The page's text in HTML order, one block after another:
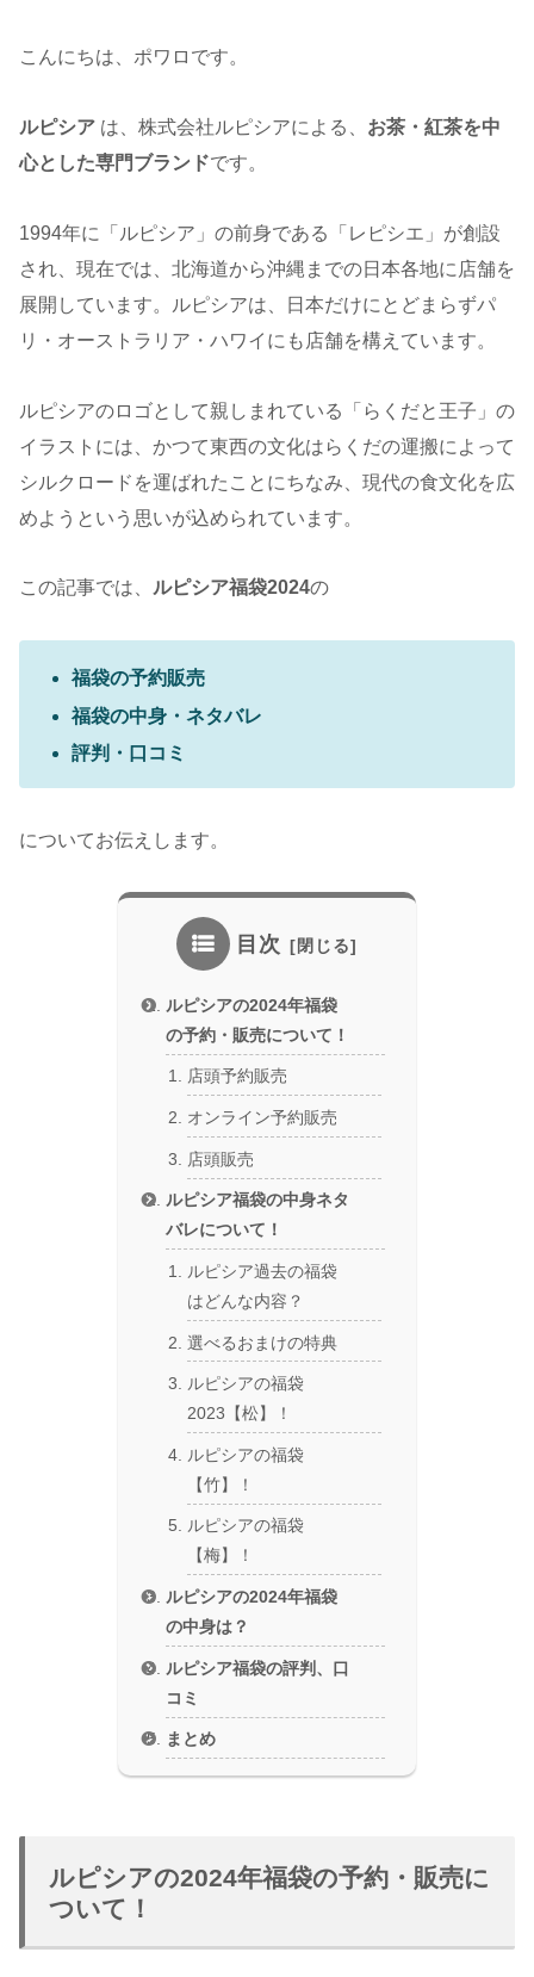
こんにちは、ポワロです。
ルピシア は、株式会社ルピシアによる、 お茶・紅茶を中
心とした専門ブランドです。
1994年に「ルピシア」の前身である「レピシエ」が創設
され、現在では、北海道から沖縄までの日本各地に店舗を
展開しています。ルピシアは、日本だけにとどまらずパ
リ・オーストラリア・ハワイにも店舗を構えています。
ルピシアのロゴとして親しまれている「らくだと王子」の
イラストには、かつて東西の文化はらくだの運搬によって
シルクロードを運ばれたことにちなみ、現代の食文化を広
めようという思いが込められています。
この記事では、 ルピシア福袋2024の
福袋の予約販売
福袋の中身・ネタバレ
評判・口コミ
についてお伝えします。
目次
ルピシアの2024年福袋
の予約・販売について！
店頭予約販売
オンライン予約販売
店頭販売
ルピシア福袋の中身ネタ
バレについて！
ルピシア過去の福袋
はどんな内容？
選べるおまけの特典
ルピシアの福袋
2023【松】！
ルピシアの福袋
【竹】！
ルピシアの福袋
【梅】！
ルピシアの2024年福袋
の中身は？
ルピシア福袋の評判、口
コミ
まとめ
ルピシアの2024年福袋の予約・販売に
ついて！